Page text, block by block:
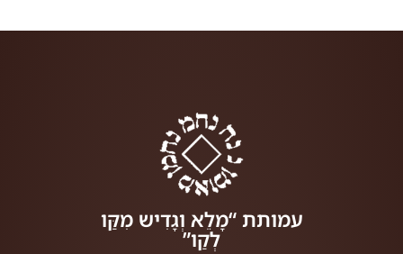
עמותת “מָלֵא וְגָדִיש מִקַּו
לְקַו”